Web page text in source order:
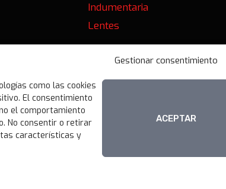
Gestionar consentimiento
como las cookies
El consentimiento
el comportamiento
No consentir o retirar
características y
ACEPTAR
Indumentaria
Lentes